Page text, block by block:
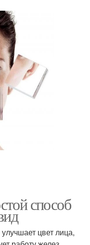
способ
цвет лица,